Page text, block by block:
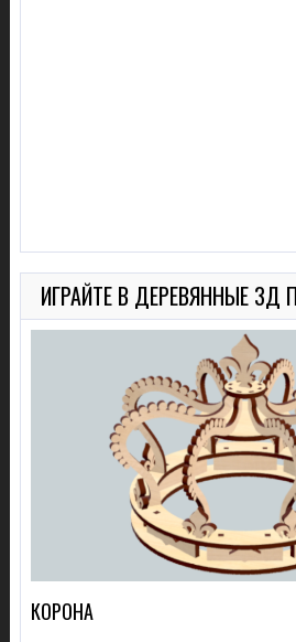
ИГРАЙТЕ В ДЕРЕВЯННЫЕ 3Д
КОРОНА